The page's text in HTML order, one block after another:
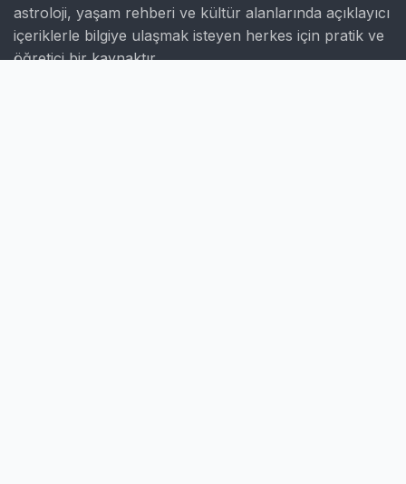
astroloji, yaşam rehberi ve kültür alanlarında açıklayıcı
içeriklerle bilgiye ulaşmak isteyen herkes için pratik ve
öğretici bir kaynaktır.